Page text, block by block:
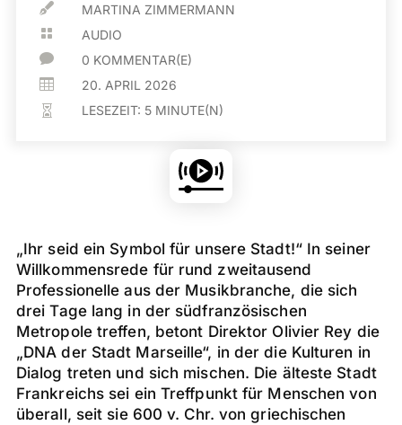
 MARTINA ZIMMERMANN
 AUDIO
 0 KOMMENTAR(E)
 20. APRIL 2026
 LESEZEIT: 5 MINUTE(N)
„Ihr seid ein Symbol für unsere Stadt!“ In seiner
Willkommensrede für rund zweitausend
Professionelle aus der Musikbranche, die sich
drei Tage lang in der südfranzösischen
Metropole treffen, betont Direktor Olivier Rey die
„DNA der Stadt Marseille“, in der die Kulturen in
Dialog treten und sich mischen. Die älteste Stadt
Frankreichs sei ein Treffpunkt für Menschen von
überall, seit sie 600 v. Chr. von griechischen